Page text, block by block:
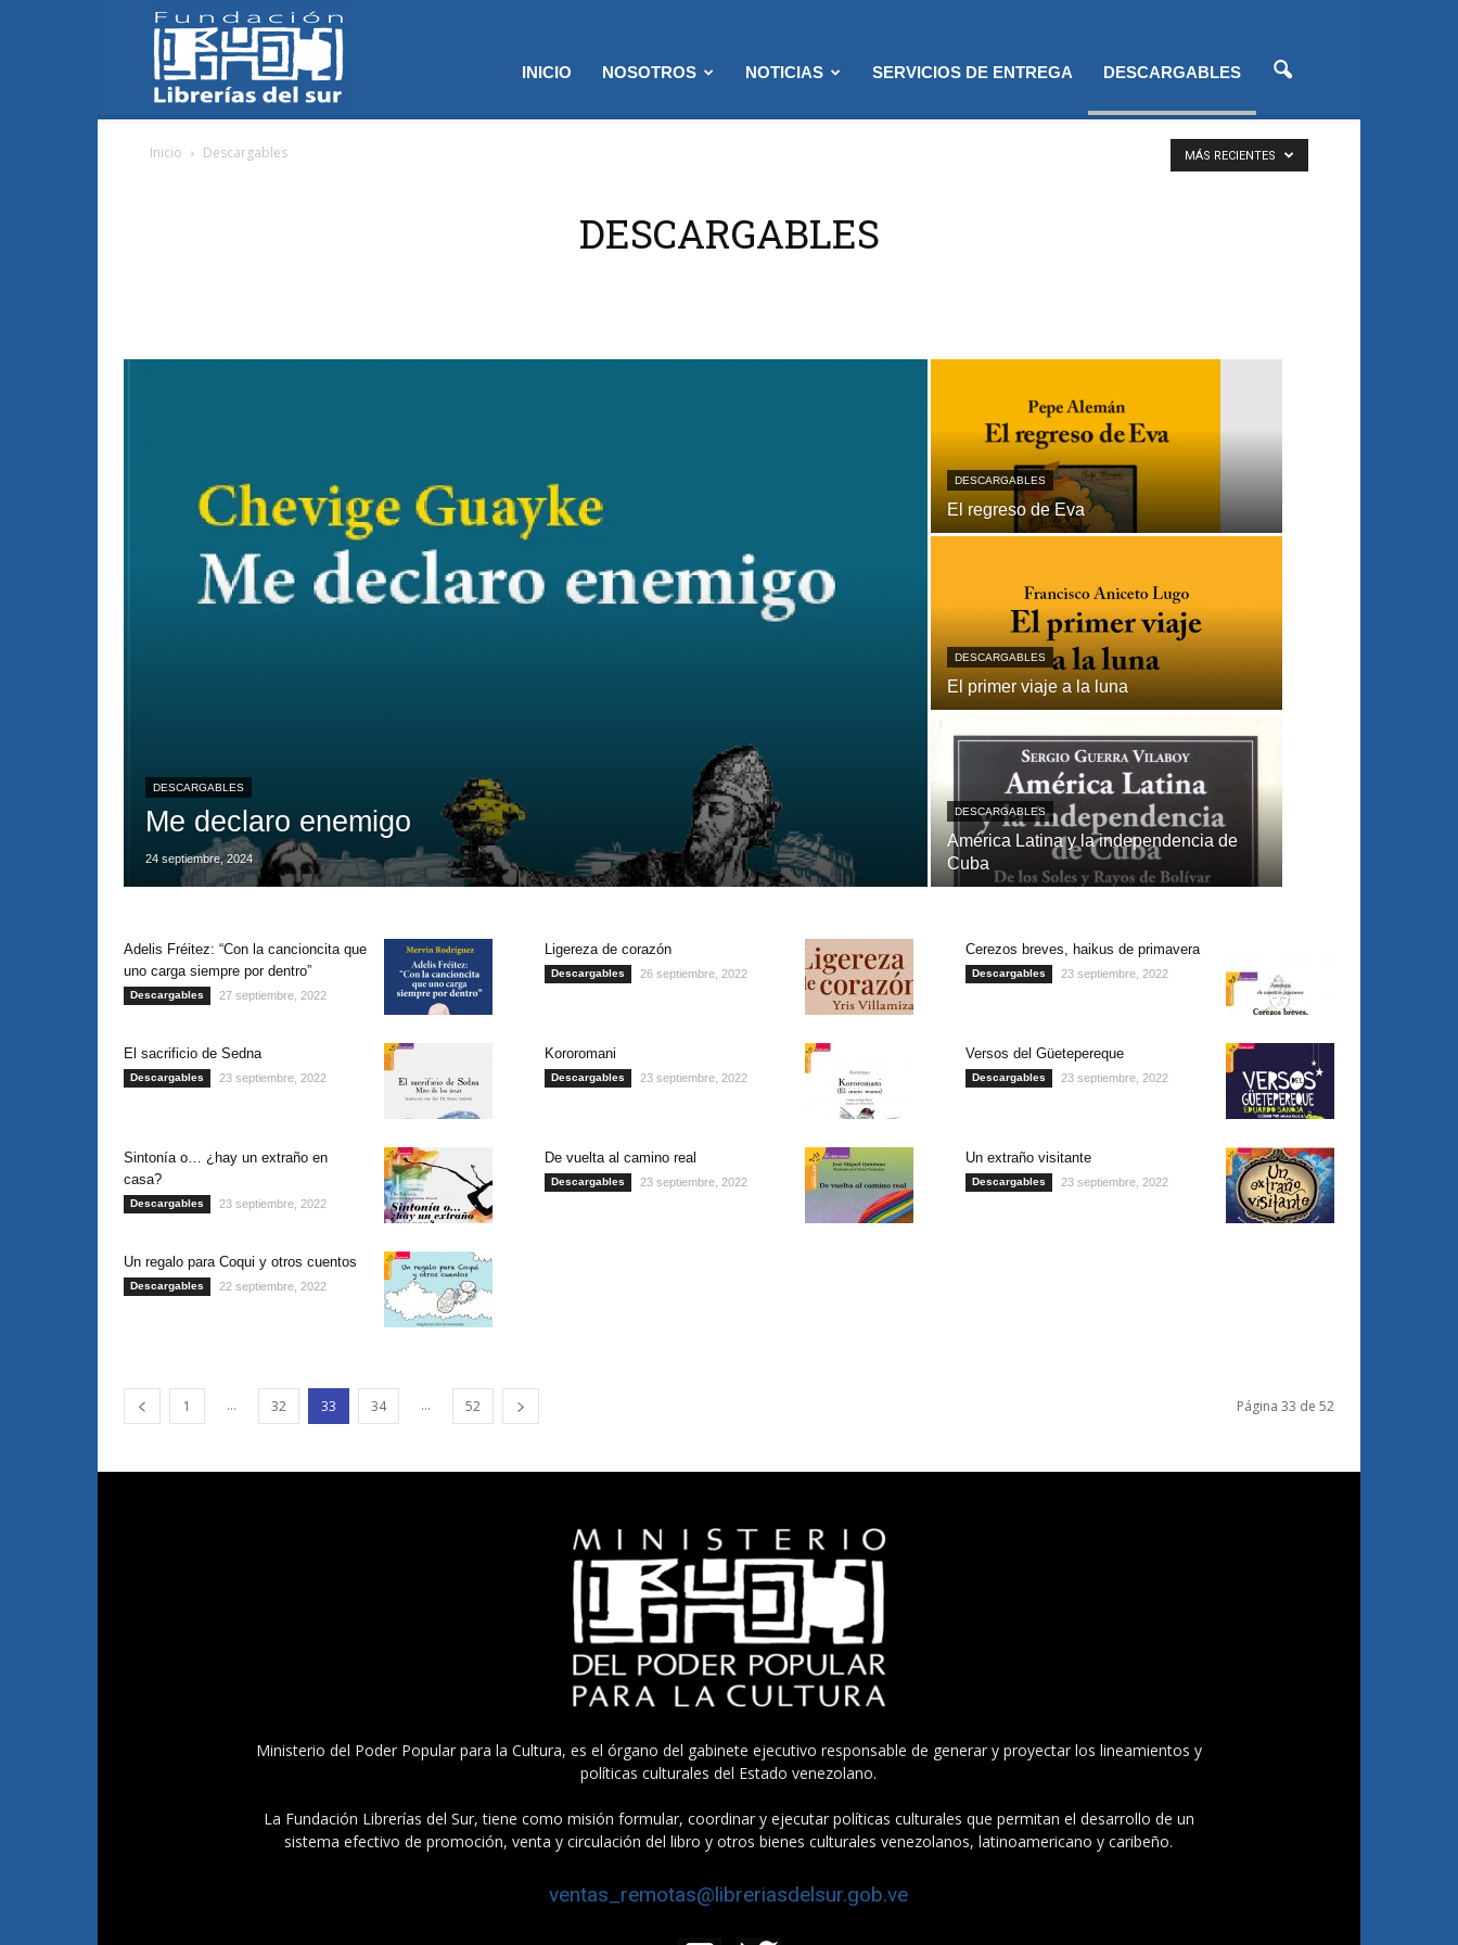
INICIO NOSOTROS NOTICIAS SERVICIOS DE ENTREGA DESCARGABLES
Inicio Descargables
DESCARGABLES
MÁS RECIENTES
DESCARGABLES
Me declaro enemigo
24 septiembre, 2024
DESCARGABLES
El regreso de Eva
DESCARGABLES
El primer viaje a la luna
DESCARGABLES
América Latina y la independencia de
Cuba
Adelis Fréitez: “Con la cancioncita que
uno carga siempre por dentro”
Descargables 27 septiembre, 2022
Ligereza de corazón
Descargables 26 septiembre, 2022
Cerezos breves, haikus de primavera
Descargables 23 septiembre, 2022
El sacrificio de Sedna
Descargables 23 septiembre, 2022
Kororomani
Descargables 23 septiembre, 2022
Versos del Güetepereque
Descargables 23 septiembre, 2022
Sintonía o… ¿hay un extraño en
casa?
Descargables 23 septiembre, 2022
De vuelta al camino real
Descargables 23 septiembre, 2022
Un extraño visitante
Descargables 23 septiembre, 2022
Un regalo para Coqui y otros cuentos
Descargables 22 septiembre, 2022
1 ... 32 33 34 ... 52 Página 33 de 52
Ministerio del Poder Popular para la Cultura, es el órgano del gabinete ejecutivo responsable de generar y proyectar los lineamientos y
políticas culturales del Estado venezolano.
La Fundación Librerías del Sur, tiene como misión formular, coordinar y ejecutar políticas culturales que permitan el desarrollo de un
sistema efectivo de promoción, venta y circulación del libro y otros bienes culturales venezolanos, latinoamericano y caribeño.
ventas_remotas@libreriasdelsur.gob.ve